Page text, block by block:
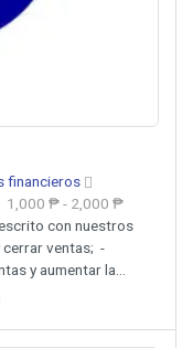
financieros
1,000 ₱ - 2,000 ₱
con nuestros
cerrar ventas; -
y aumentar la...